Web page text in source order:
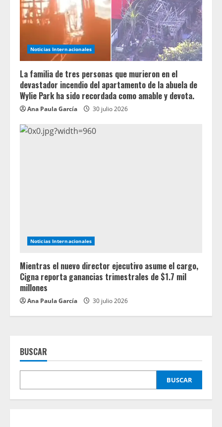
Noticias Internacionales
La familia de tres personas que murieron en el
devastador incendio del apartamento de la abuela de
Wylie Park ha sido recordada como amable y devota.
Ana Paula García 30 julio 2026
Noticias Internacionales
Mientras el nuevo director ejecutivo asume el cargo,
Cigna reporta ganancias trimestrales de $1.7 mil
millones
Ana Paula García 30 julio 2026
BUSCAR
BUSCAR